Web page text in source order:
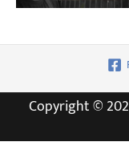
Copyright ©